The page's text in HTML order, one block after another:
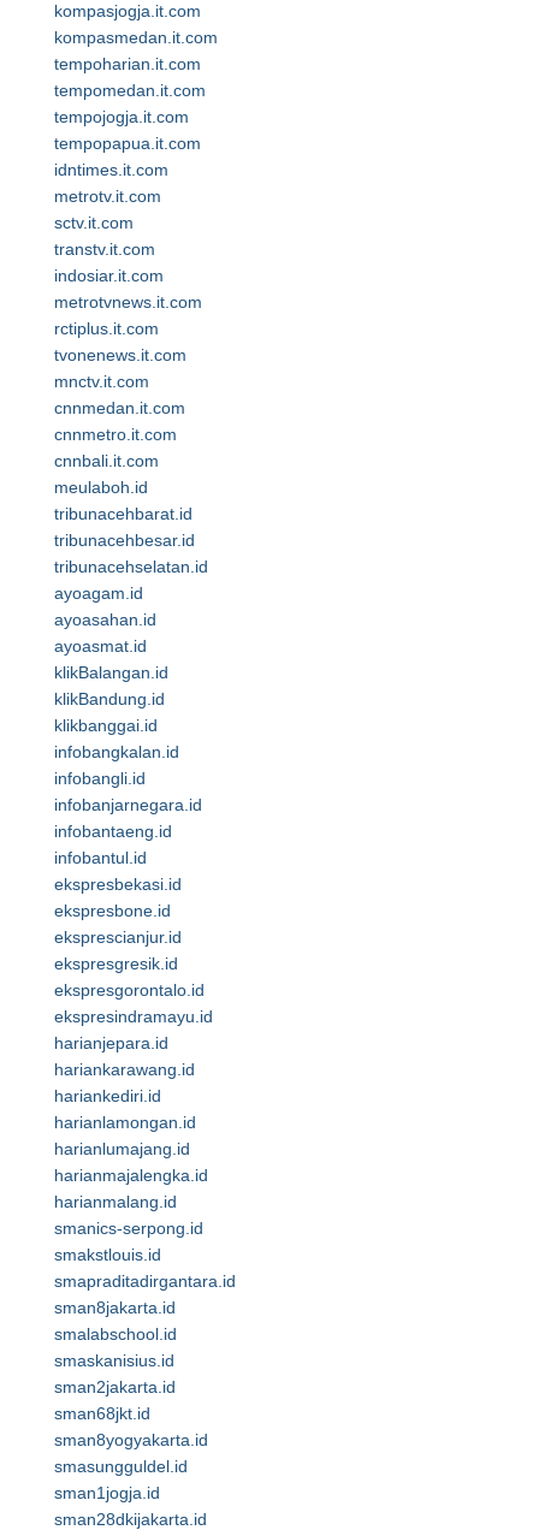
kompasjogja.it.com
kompasmedan.it.com
tempoharian.it.com
tempomedan.it.com
tempojogja.it.com
tempopapua.it.com
idntimes.it.com
metrotv.it.com
sctv.it.com
transtv.it.com
indosiar.it.com
metrotvnews.it.com
rctiplus.it.com
tvonenews.it.com
mnctv.it.com
cnnmedan.it.com
cnnmetro.it.com
cnnbali.it.com
meulaboh.id
tribunacehbarat.id
tribunacehbesar.id
tribunacehselatan.id
ayoagam.id
ayoasahan.id
ayoasmat.id
klikBalangan.id
klikBandung.id
klikbanggai.id
infobangkalan.id
infobangli.id
infobanjarnegara.id
infobantaeng.id
infobantul.id
ekspresbekasi.id
ekspresbone.id
eksprescianjur.id
ekspresgresik.id
ekspresgorontalo.id
ekspresindramayu.id
harianjepara.id
hariankarawang.id
hariankediri.id
harianlamongan.id
harianlumajang.id
harianmajalengka.id
harianmalang.id
smanics-serpong.id
smakstlouis.id
smapraditadirgantara.id
sman8jakarta.id
smalabschool.id
smaskanisius.id
sman2jakarta.id
sman68jkt.id
sman8yogyakarta.id
smasungguldel.id
sman1jogja.id
sman28dkijakarta.id